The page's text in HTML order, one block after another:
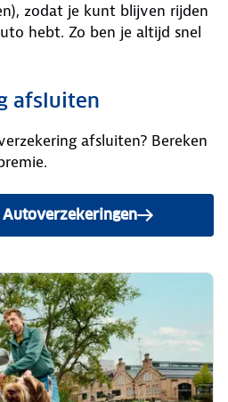
zodat je kunt blijven rijden
hebt. Zo ben je altijd snel
afsluiten
afsluiten? Bereken
en bereken je premie.